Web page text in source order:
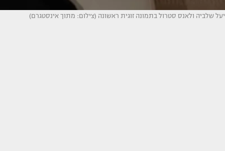
יעל שלביה ולאנס סטרול בתמונה זוגית ראשונה (צילום: מתוך אינסטגרם)